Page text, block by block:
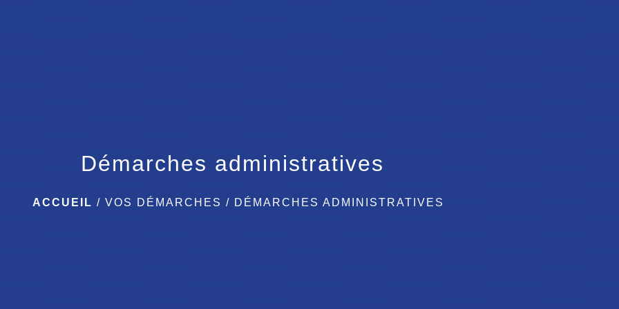
Démarches administratives
ACCUEIL / VOS DÉMARCHES / DÉMARCHES ADMINISTRATIVES